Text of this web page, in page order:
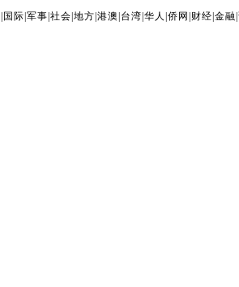
国际 |军事 |社会 |地方 |港澳 台湾 |华人 |侨网 财经 |金融 |